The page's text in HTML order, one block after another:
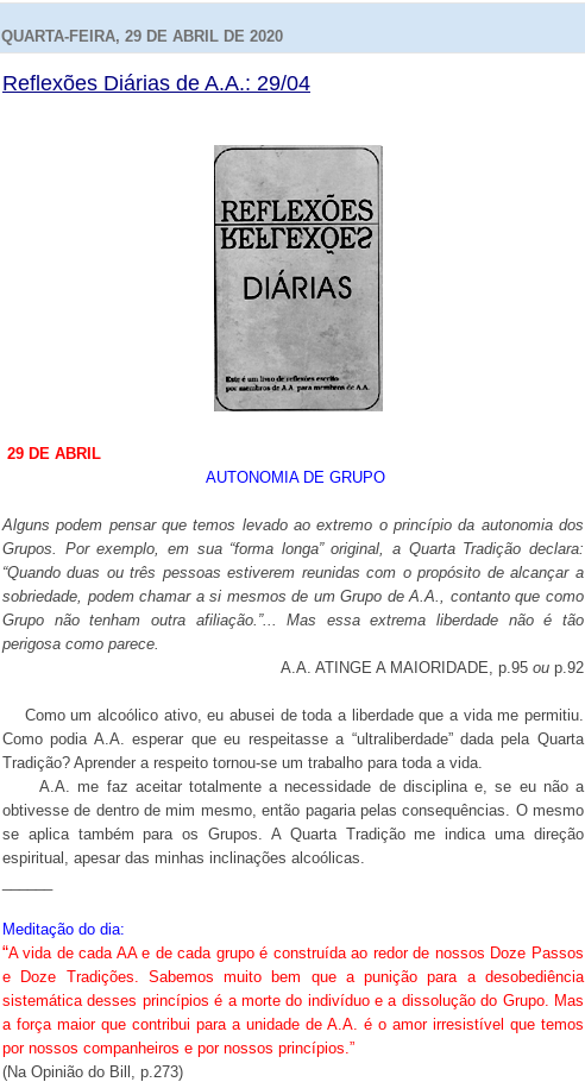
QUARTA-FEIRA, 29 DE ABRIL DE 2020
Reflexões Diárias de A.A.: 29/04
29 DE ABRIL
AUTONOMIA DE GRUPO
Alguns podem pensar que temos levado ao extremo o princípio da autonomia dos
Grupos. Por exemplo, em sua “forma longa” original, a Quarta Tradição declara:
“Quando duas ou três pessoas estiverem reunidas com o propósito de alcançar a
sobriedade, podem chamar a si mesmos de um Grupo de A.A., contanto que como
Grupo não tenham outra afiliação.”... Mas essa extrema liberdade não é tão
perigosa como parece.
A.A. ATINGE A MAIORIDADE, p.95 oup.92
Como um alcoólico ativo, eu abusei de toda a liberdade que a vida me permitiu.
Como podia A.A. esperar que eu respeitasse a “ultraliberdade” dada pela Quarta
Tradição? Aprender a respeito tornou-se um trabalho para toda a vida.
A.A. me faz aceitar totalmente a necessidade de disciplina e, se eu não a
obtivesse de dentro de mim mesmo, então pagaria pelas consequências. O mesmo
se aplica também para os Grupos. A Quarta Tradição me indica uma direção
espiritual, apesar das minhas inclinações alcoólicas.
Meditação do dia:
“A vida de cada AA e de cada grupo é construída ao redor de nossos Doze Passos
e Doze Tradições. Sabemos muito bem que a punição para a desobediência
sistemática desses princípios é a morte do indivíduo e a dissolução do Grupo. Mas
a força maior que contribui para a unidade de A.A. é o amor irresistível que temos
por nossos companheiros e por nossos princípios.”
(Na Opinião do Bill, p.273)